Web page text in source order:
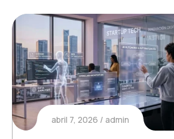
abril 7, 2026 admin